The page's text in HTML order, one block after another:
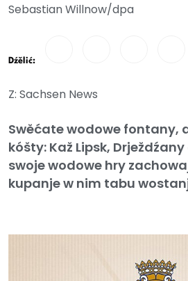
Sebastian Willnow/dpa
Dźělić:
Z: Sachsen News
Swěćate wodowe fontany,
kóšty: Kaž Lipsk,
swoje wodowe hry
kupanje w nim tabu